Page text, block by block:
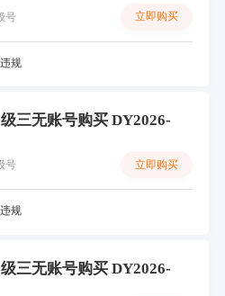
号 立即购买
规
三无账号购买 DY2026-
号 立即购买
规
三无账号购买 DY2026-